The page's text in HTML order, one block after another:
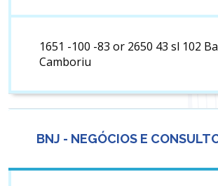
1651 -100 -83 or 2650 43 sl 102
Camboriu
BNJ - NEGÓCIOS E